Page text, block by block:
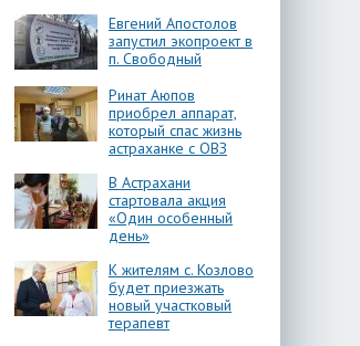
Евгений Апостолов
запустил экопроект в
п. Свободный
Ринат Аюпов
приобрел аппарат,
который спас жизнь
астраханке с ОВЗ
В Астрахани
стартовала акция
«Один особенный
день»
К жителям с. Козлово
будет приезжать
новый участковый
терапевт